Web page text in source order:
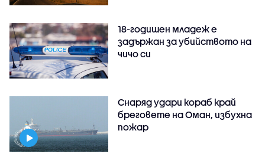
18-годишен младеж е
задържан за убийството на
чичо си
Снаряд удари кораб край
бреговете на Оман, избухна
пожар